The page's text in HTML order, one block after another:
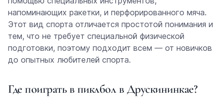
напоминающих ракетки, и перфорированного мяча.
Этот вид спорта отличается простотой понимания и
тем, что не требует специальной физической
подготовки, поэтому подходит всем — от новичков
до опытных любителей спорта.
Где поиграть в пиклбол в Друскининкае?